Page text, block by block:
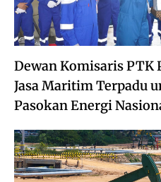
Dewan Komisaris PTK
Jasa Maritim Terpadu
Pasokan Energi